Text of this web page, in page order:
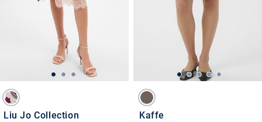
Liu Jo Collection Kaffe